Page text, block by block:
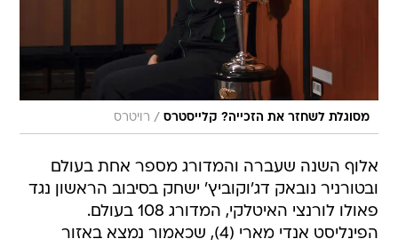
מסוגלת לשחזר את הזכייה? קלייסטרס / רויטרס
אלוף השנה שעברה והמדורג מספר אחת בעולם
ובטורניר נובאק דג'וקוביץ' ישחק בסיבוב הראשון נגד
פאולו לורנצי האיטלקי, המדורג 108 בעולם.
הפינליסט אנדי מארי (4), שכאמור נמצא באזור